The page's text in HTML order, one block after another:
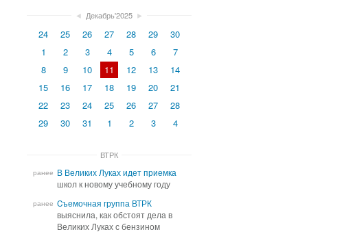
◄ Декабрь'2025 ►
24 25 26 27 28 29
30
1
2 3 4 5 6
7
8
9 10 11 12 13
14
15
16 17 18 19 20
21
22
23 24 25 26 27
28
29
30 31 1 2 3 4
ВТРК
ранее В Великих Луках идет приемка
школ к новому учебному году
В Великих Луках идет приемка
школ к новому учебному году
ранее Cъемочная группа ВТРК
выяснила, как обстоят дела в
Великих Луках с бензином
Cъемочная группа ВТРК
выяснила, как обстоят дела в
Великих Луках с бензином